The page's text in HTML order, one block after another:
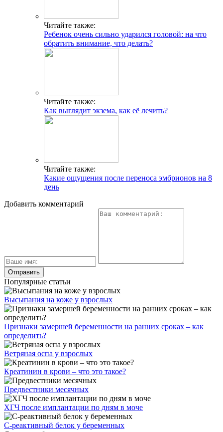
Читайте также:
Ребенок очень сильно ударился головой: на что
обратить внимание, что делать?
Читайте также:
Как выглядит экзема, как её лечить?
Читайте также:
Какие ощущения после переноса эмбрионов на 8
день
Добавить комментарий
Популярные статьи
Высыпания на коже у взрослых
Признаки замершей беременности на ранних сроках – как
определить?
Ветряная оспа у взрослых
Креатинин в крови – что это такое?
Предвестники месячных
ХГЧ после имплантации по дням в моче
С-реактивный белок у беременных